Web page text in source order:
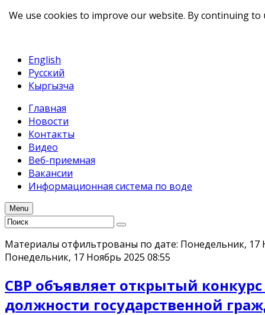
English
Русский
Кыргызча
Главная
Новости
Контакты
Видео
Веб-приемная
Вакансии
Информационная система по воде
Menu
Материалы отфильтрованы по дате: Понедельник, 17
Понедельник, 17 Ноябрь 2025 08:55
СВР объявляет открытый
должности государственной
We use cookies to improve our website. By continuing